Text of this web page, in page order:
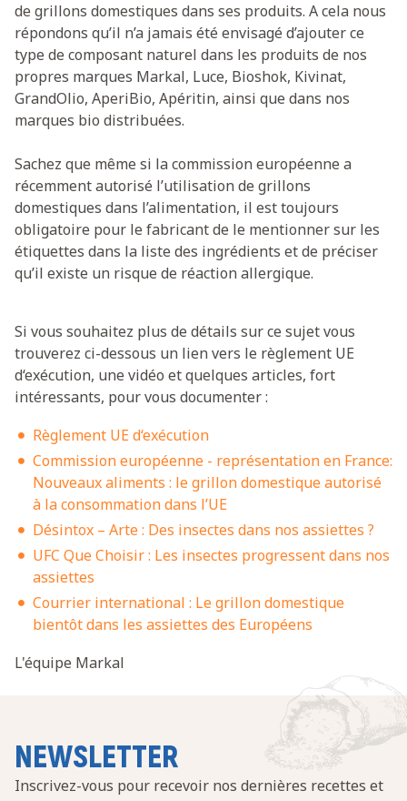
de grillons domestiques dans ses produits. A cela nous
répondons qu’il n’a jamais été envisagé d’ajouter ce
type de composant naturel dans les produits de nos
propres marques Markal, Luce, Bioshok, Kivinat,
GrandOlio, AperiBio, Apéritin, ainsi que dans nos
marques bio distribuées.
Sachez que même si la commission européenne a
récemment autorisé l’utilisation de grillons
domestiques dans l’alimentation, il est toujours
obligatoire pour le fabricant de le mentionner sur les
étiquettes dans la liste des ingrédients et de préciser
qu’il existe un risque de réaction allergique.
Si vous souhaitez plus de détails sur ce sujet vous
trouverez ci-dessous un lien vers le règlement UE
d‘exécution, une vidéo et quelques articles, fort
intéressants, pour vous documenter :
Règlement UE d‘exécution
Commission européenne - représentation en France:
Nouveaux aliments : le grillon domestique autorisé
à la consommation dans l’UE
Désintox – Arte : Des insectes dans nos assiettes ?
UFC Que Choisir : Les insectes progressent dans nos
assiettes
Courrier international : Le grillon domestique
bientôt dans les assiettes des Européens
L'équipe Markal
NEWSLETTER
Inscrivez-vous pour recevoir nos dernières recettes et